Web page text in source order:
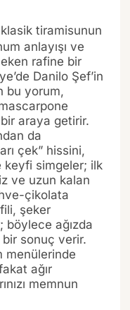
tiramisunun
anlayışı ve
rafine bir
Danilo Şef’in
bu yorum,
araya getirir.
da
çek” hissini,
keyfi simgeler; ilk
ve uzun kalan
çikolata
şeker
böylece ağızda
sonuç verir.
menülerinde
ağır
memnun